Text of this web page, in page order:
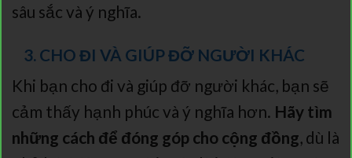
sâu sắc và ý nghĩa.
3. CHO ĐI VÀ GIÚP ĐỠ NGƯỜI KHÁC
Khi bạn cho đi và giúp đỡ người khác, bạn sẽ
cảm thấy hạnh phúc và ý nghĩa hơn. Hãy tìm
những cách để đóng góp cho cộng đồng, dù là